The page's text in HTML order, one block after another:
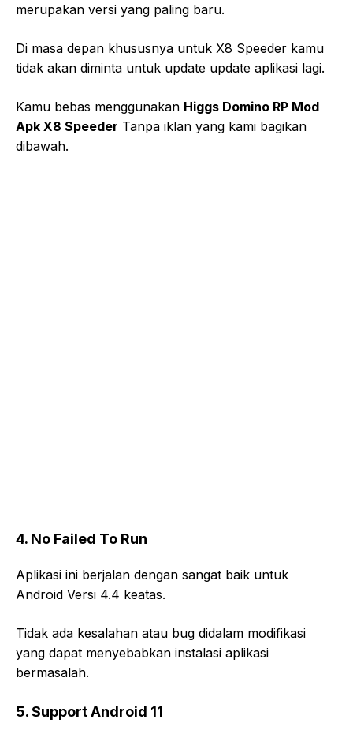
merupakan versi yang paling baru.
Di masa depan khususnya untuk X8 Speeder kamu
tidak akan diminta untuk update update aplikasi lagi.
Kamu bebas menggunakan Higgs Domino RP Mod
Apk X8 Speeder Tanpa iklan yang kami bagikan
dibawah.
4. No Failed To Run
Aplikasi ini berjalan dengan sangat baik untuk
Android Versi 4.4 keatas.
Tidak ada kesalahan atau bug didalam modifikasi
yang dapat menyebabkan instalasi aplikasi
bermasalah.
5. Support Android 11